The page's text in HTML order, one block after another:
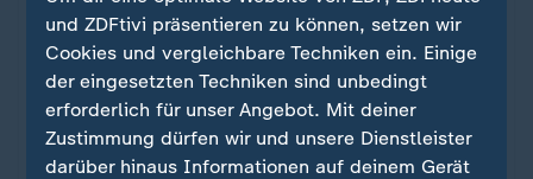
X-Inhalte anzeigen
Datenschutzeinstellungen anpassen
und ZDFtivi präsentieren zu können, setzen wir
Cookies und vergleichbare Techniken ein. Einige
der eingesetzten Techniken sind unbedingt
erforderlich für unser Angebot. Mit deiner
Zustimmung dürfen wir und unsere Dienstleister
darüber hinaus Informationen auf deinem Gerät